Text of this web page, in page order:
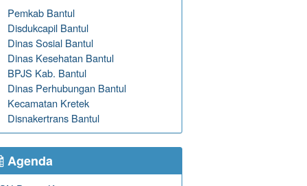
Pemkab Bantul
Disdukcapil Bantul
Dinas Sosial Bantul
Dinas Kesehatan Bantul
BPJS Kab. Bantul
Dinas Perhubungan Bantul
Kecamatan Kretek
Disnakertrans Bantul
Agenda